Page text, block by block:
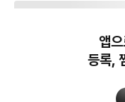
앱
등록,